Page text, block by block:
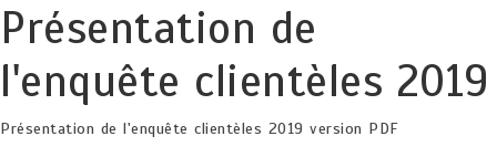
Présentation de
l'enquête clientèles 2019
Présentation de l'enquête clientèles 2019 version PDF